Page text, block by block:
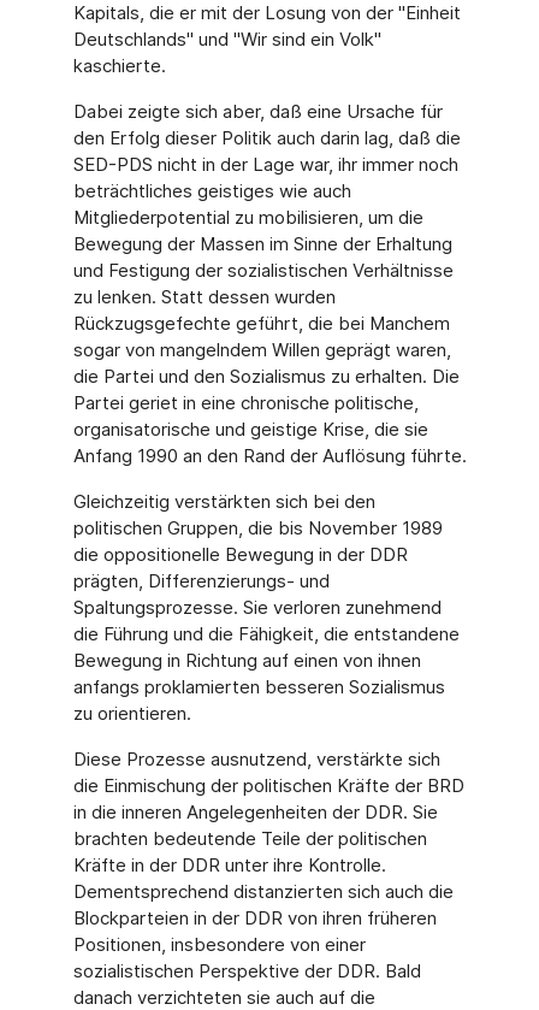
Kapitals, die er mit der Losung von der "Einheit
Deutschlands" und "Wir sind ein Volk"
kaschierte.
Dabei zeigte sich aber, daß eine Ursache für
den Erfolg dieser Politik auch darin lag, daß die
SED-PDS nicht in der Lage war, ihr immer noch
beträchtliches geistiges wie auch
Mitgliederpotential zu mobilisieren, um die
Bewegung der Massen im Sinne der Erhaltung
und Festigung der sozialistischen Verhältnisse
zu lenken. Statt dessen wurden
Rückzugsgefechte geführt, die bei Manchem
sogar von mangelndem Willen geprägt waren,
die Partei und den Sozialismus zu erhalten. Die
Partei geriet in eine chronische politische,
organisatorische und geistige Krise, die sie
Anfang 1990 an den Rand der Auflösung führte.
Gleichzeitig verstärkten sich bei den
politischen Gruppen, die bis November 1989
die oppositionelle Bewegung in der DDR
prägten, Differenzierungs- und
Spaltungsprozesse. Sie verloren zunehmend
die Führung und die Fähigkeit, die entstandene
Bewegung in Richtung auf einen von ihnen
anfangs proklamierten besseren Sozialismus
zu orientieren.
Diese Prozesse ausnutzend, verstärkte sich
die Einmischung der politischen Kräfte der BRD
in die inneren Angelegenheiten der DDR. Sie
brachten bedeutende Teile der politischen
Kräfte in der DDR unter ihre Kontrolle.
Dementsprechend distanzierten sich auch die
Blockparteien in der DDR von ihren früheren
Positionen, insbesondere von einer
sozialistischen Perspektive der DDR. Bald
danach verzichteten sie auch auf die